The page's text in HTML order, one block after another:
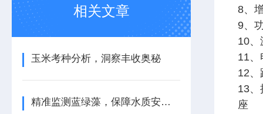
相关文章
玉米考种分析，洞察丰收奥秘
精准监测蓝绿藻，保障水质安全 —— 蓝绿藻水质在线监测仪
8、
9、
10
11、
12、
13、
座